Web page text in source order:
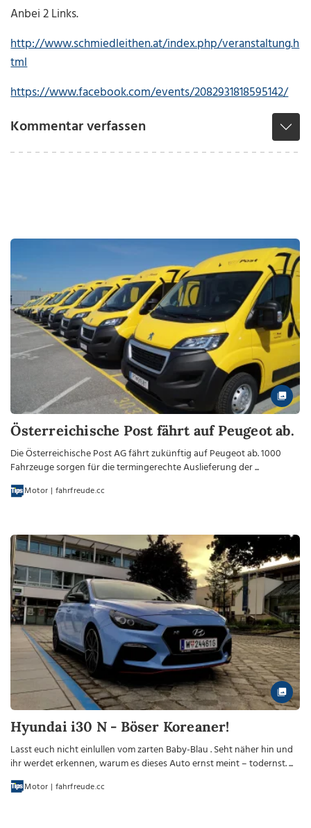
Anbei 2 Links.
http://www.schmiedleithen.at/index.php/veranstaltung.h
tml
https://www.facebook.com/events/2082931818595142/
Kommentar verfassen
Österreichische Post fährt auf Peugeot ab.
Die Österreichische Post AG fährt zukünftig auf Peugeot ab. 1000
Fahrzeuge sorgen für die termingerechte Auslieferung der ...
Motor | fahrfreude.cc
Hyundai i30 N - Böser Koreaner!
Lasst euch nicht einlullen vom zarten Baby-Blau . Seht näher hin und
ihr werdet erkennen, warum es dieses Auto ernst meint – todernst. ...
Motor | fahrfreude.cc